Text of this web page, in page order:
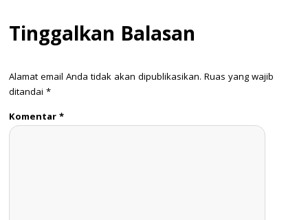
Tinggalkan Balasan
Alamat email Anda tidak akan dipublikasikan. Ruas yang wajib
ditandai *
Komentar*